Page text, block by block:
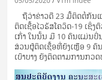
ຖືວ່າຂ່າວດີ 23 ມື້ຕິດຕໍ່ກັນ
ຕິດເຊື້ອໄວຣັສໂຄວິດ-19 ເຊິ່
ເກົ່າ ໃນນັ້ນ ມີ 10 ຄົນແມ່ນ
ສ່ວນຜູ້ຕິດເຊື້ອທີ່ຍັງເຫຼືອ 9
ເບົາບາງ ຍັງຕິດຕາມການກວ